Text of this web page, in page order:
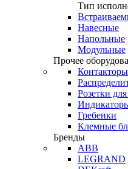
Тип
Навесные
Напольные
Модульные
Прочее
Контакторы
Розетки
Гребенки
Клемные
Бренды
ABB
LEGRAND